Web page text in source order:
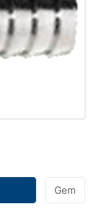
Gem